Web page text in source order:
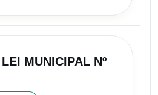
MUNICIPAL Nº